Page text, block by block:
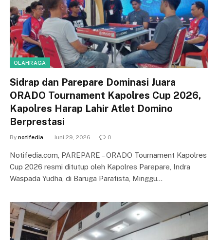
OLAHRAGA
Sidrap dan Parepare Dominasi Juara
ORADO Tournament Kapolres Cup 2026,
Kapolres Harap Lahir Atlet Domino
Berprestasi
By notifedia Juni 29, 2026 0
Notifedia.com, PAREPARE – ORADO Tournament Kapolres
Cup 2026 resmi ditutup oleh Kapolres Parepare, Indra
Waspada Yudha, di Baruga Paratista, Minggu…